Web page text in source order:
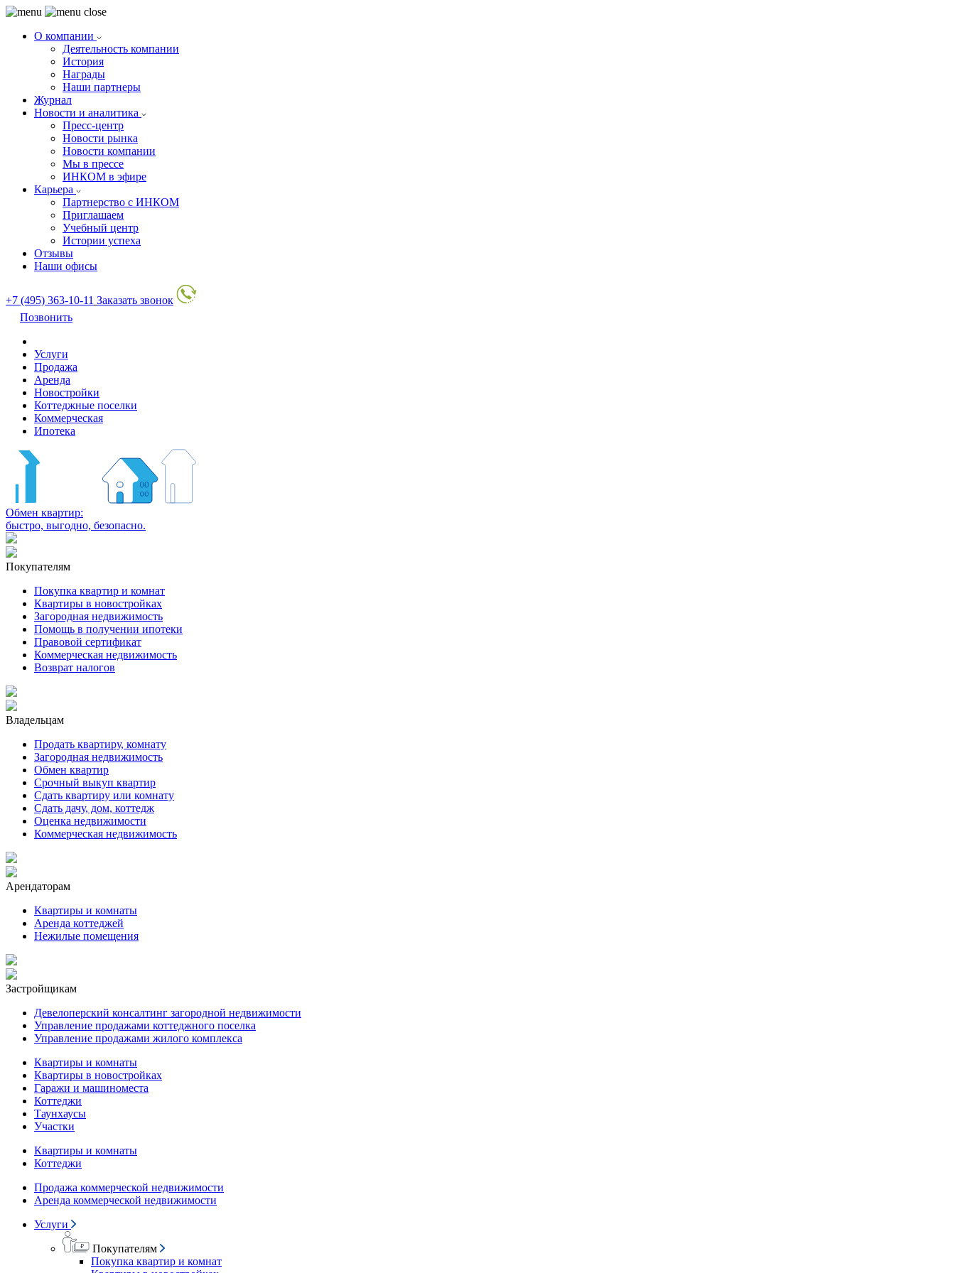
О компании
Деятельность компании
История
Награды
Наши партнеры
Журнал
Новости и аналитика
Пресс-центр
Новости рынка
Новости компании
Мы в прессе
ИНКОМ в эфире
Карьера
Партнерство с ИНКОМ
Приглашаем
Учебный центр
Истории успеха
Отзывы
Наши офисы
+7 (495) 363-10-11 Заказать звонок
Позвонить
Услуги
Продажа
Аренда
Новостройки
Коттеджные поселки
Коммерческая
Ипотека
Обмен квартир:
быстро, выгодно, безопасно.
Покупателям
Покупка квартир и комнат
Квартиры в новостройках
Загородная недвижимость
Помощь в получении ипотеки
Правовой сертификат
Коммерческая недвижимость
Возврат налогов
Владельцам
Продать квартиру, комнату
Загородная недвижимость
Обмен квартир
Срочный выкуп квартир
Сдать квартиру или комнату
Сдать дачу, дом, коттедж
Оценка недвижимости
Коммерческая недвижимость
Арендаторам
Квартиры и комнаты
Аренда коттеджей
Нежилые помещения
Застройщикам
Девелоперский консалтинг загородной недвижимости
Управление продажами коттеджного поселка
Управление продажами жилого комплекса
Квартиры и комнаты
Квартиры в новостройках
Гаражи и машиноместа
Коттеджи
Таунхаусы
Участки
Квартиры и комнаты
Коттеджи
Продажа коммерческой недвижимости
Аренда коммерческой недвижимости
Услуги
Покупателям
Покупка квартир и комнат